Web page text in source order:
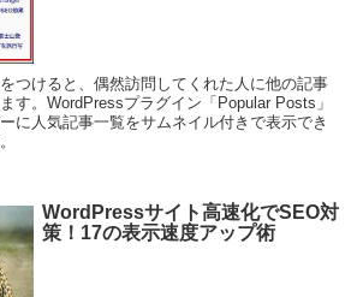
つけると、偶然訪問してくれた人に他の記事
す。WordPressプラグイン「Popular Posts」
に人気記事一覧をサムネイル付きで表示でき
WordPressサイト高速化でSEO対
策！17の表示速度アップ術